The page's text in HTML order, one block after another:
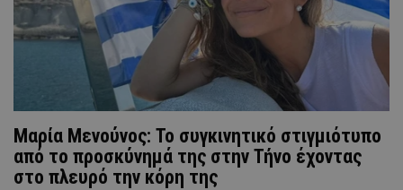
Μαρία Μενούνος: Το συγκινητικό στιγμιότυπο
από το προσκύνημά της στην Τήνο έχοντας
στο πλευρό την κόρη της